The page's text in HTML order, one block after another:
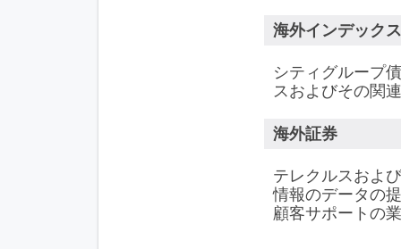
海外インデック
シティグループ
スおよびその関
海外証券
テレクルスおよ
情報のデータの
顧客サポートの